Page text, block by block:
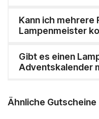
Kann ich mehrere
Lampenmeister
Gibt es einen
Adventskalender
Ähnliche Gutscheine